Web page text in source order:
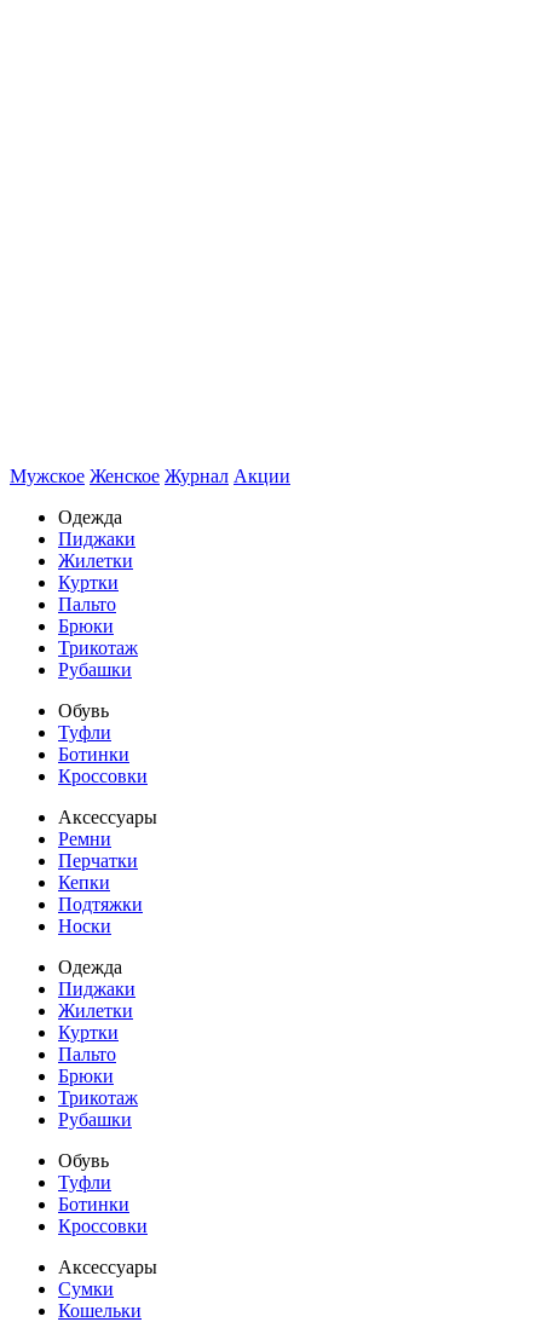
Мужское Женское Журнал Акции
Одежда
Пиджаки
Жилетки
Куртки
Пальто
Брюки
Трикотаж
Рубашки
Обувь
Туфли
Ботинки
Кроссовки
Аксессуары
Ремни
Перчатки
Кепки
Подтяжки
Носки
Одежда
Пиджаки
Жилетки
Куртки
Пальто
Брюки
Трикотаж
Рубашки
Обувь
Туфли
Ботинки
Кроссовки
Аксессуары
Сумки
Кошельки